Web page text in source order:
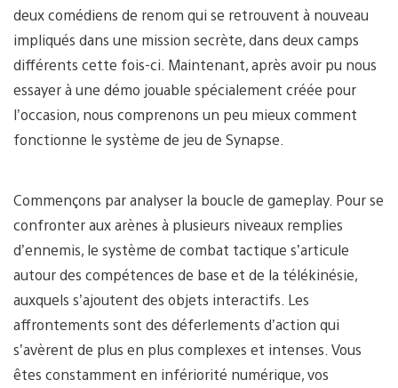
deux comédiens de renom qui se retrouvent à nouveau
impliqués dans une mission secrète, dans deux camps
différents cette fois-ci. Maintenant, après avoir pu nous
essayer à une démo jouable spécialement créée pour
l’occasion, nous comprenons un peu mieux comment
fonctionne le système de jeu de Synapse.
Commençons par analyser la boucle de gameplay. Pour se
confronter aux arènes à plusieurs niveaux remplies
d’ennemis, le système de combat tactique s’articule
autour des compétences de base et de la télékinésie,
auxquels s’ajoutent des objets interactifs. Les
affrontements sont des déferlements d’action qui
s’avèrent de plus en plus complexes et intenses. Vous
êtes constamment en infériorité numérique, vos